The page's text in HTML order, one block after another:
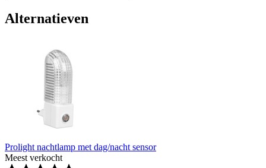
Alternatieven
Prolight nachtlamp met dag/nacht sensor
Meest verkocht